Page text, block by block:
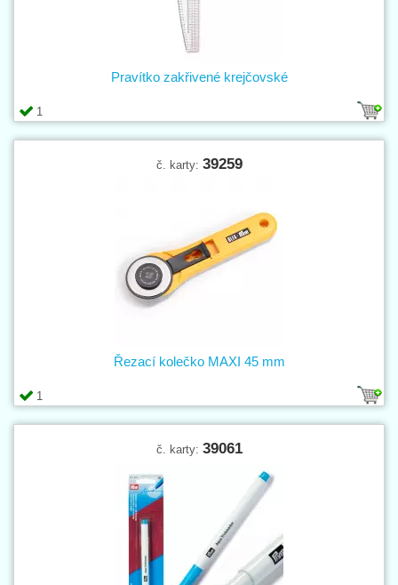
1
Pravítko zakřivené krejčovské
č. karty: 39259
1
Řezací kolečko MAXI 45 mm
č. karty: 39061